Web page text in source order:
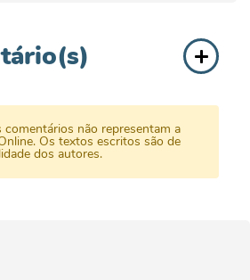
comentários não representam a
Os textos escritos são de
dos autores.